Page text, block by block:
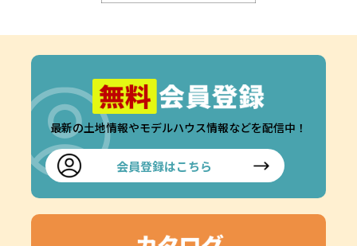
最新の土地情報やモデルハウス情報などを配信中！
会員登録はこちら